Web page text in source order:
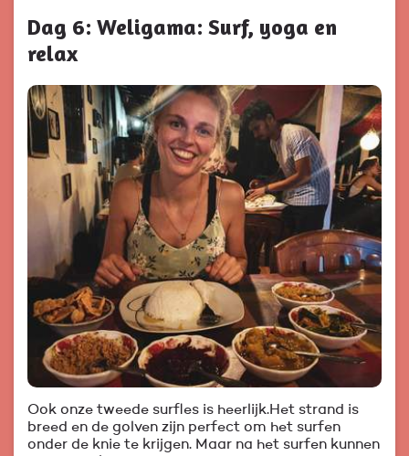
Dag 6: Weligama: Surf, yoga en
relax
Ook onze tweede surfles is heerlijk.Het strand is
breed en de golven zijn perfect om het surfen
onder de knie te krijgen. Maar na het surfen kunnen